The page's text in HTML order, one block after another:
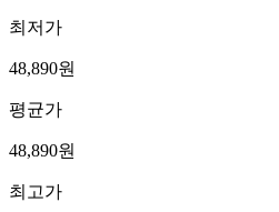
최저가
48,890원
평균가
48,890원
최고가